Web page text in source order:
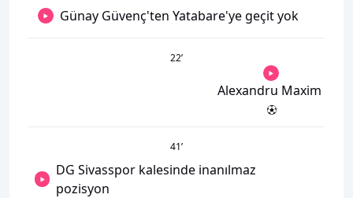
Günay Güvenç'ten Yatabare'ye geçit yok
22’
Alexandru Maxim
41’
DG Sivasspor kalesinde inanılmaz
pozisyon